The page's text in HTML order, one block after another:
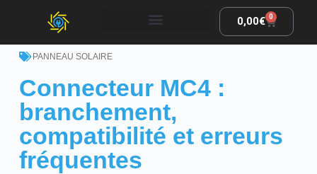
0,00€ 0
PANNEAU SOLAIRE
Connecteur MC4 :
branchement,
compatibilité et erreurs
fréquentes